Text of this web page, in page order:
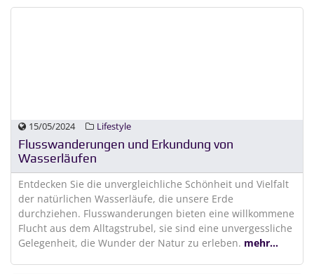
15/05/2024 Lifestyle
Flusswanderungen und Erkundung von
Wasserläufen
Entdecken Sie die unvergleichliche Schönheit und Vielfalt
der natürlichen Wasserläufe, die unsere Erde
durchziehen. Flusswanderungen bieten eine willkommene
Flucht aus dem Alltagstrubel, sie sind eine unvergessliche
Gelegenheit, die Wunder der Natur zu erleben. mehr...